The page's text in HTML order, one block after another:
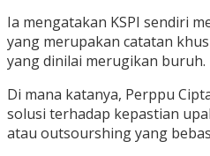
Ia mengatakan KSPI sendiri
yang merupakan catatan
yang dinilai merugikan buruh.
Di mana katanya, Perppu
solusi terhadap kepastian
atau outsourshing yang